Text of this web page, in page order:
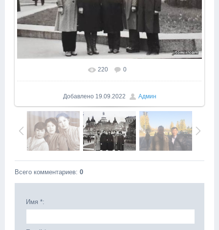
220 0
Добавлено 19.09.2022 Админ
Всего комментариев: 0
Имя *: